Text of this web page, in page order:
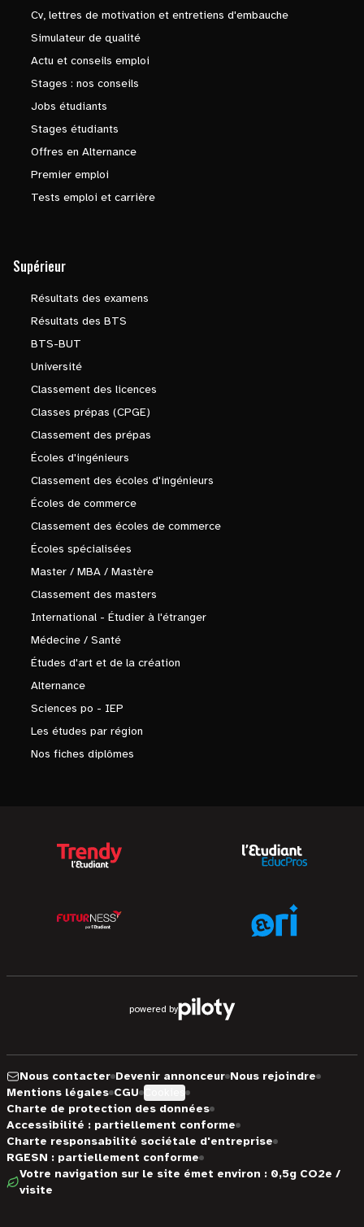
Cv, lettres de motivation et entretiens d'embauche
Simulateur de qualité
Actu et conseils emploi
Stages : nos conseils
Jobs étudiants
Stages étudiants
Offres en Alternance
Premier emploi
Tests emploi et carrière
Supérieur
Résultats des examens
Résultats des BTS
BTS-BUT
Université
Classement des licences
Classes prépas (CPGE)
Classement des prépas
Écoles d'ingénieurs
Classement des écoles d'ingénieurs
Écoles de commerce
Classement des écoles de commerce
Écoles spécialisées
Master / MBA / Mastère
Classement des masters
International - Étudier à l'étranger
Médecine / Santé
Études d'art et de la création
Alternance
Sciences po - IEP
Les études par région
Nos fiches diplômes
powered by
Nous contacter Devenir annonceur Nous rejoindre
Mentions légales CGU
Charte de protection des données
Accessibilité : partiellement conforme
Charte responsabilité sociétale d'entreprise
RGESN : partiellement conforme
Votre navigation sur le site émet environ : 0,5g CO2e /
visite